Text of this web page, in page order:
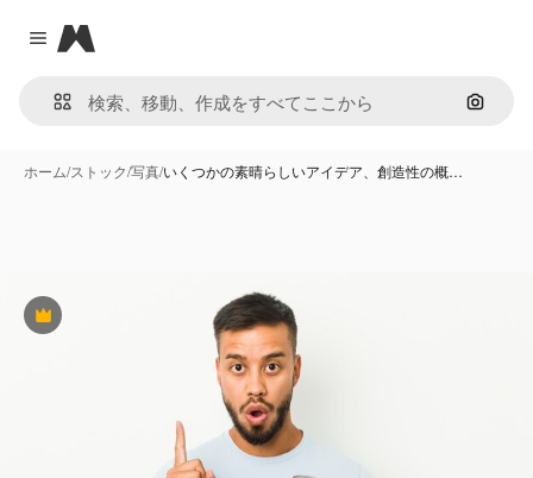
Close menu
Magnific
画像で
ホーム/ストック/写真/いくつかの素晴らしいアイデア、創造性の概…
Premium